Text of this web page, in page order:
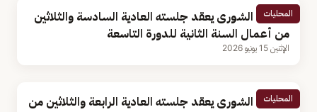
المحليات
مجلس الشورى يعقد جلسته العادية السادسة والثلاثين
من أعمال السنة الثانية للدورة التاسعة
الإثنين 15 يونيو 2026
المحليات
مجلس الشورى يعقد جلسته العادية الرابعة والثلاثين من